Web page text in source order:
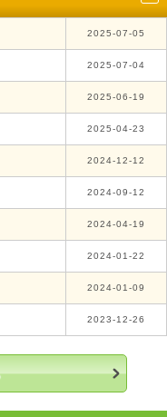
2025-07-05
2025-07-04
2025-06-19
2025-04-23
2024-12-12
2024-09-12
2024-04-19
2024-01-22
2024-01-09
2023-12-26